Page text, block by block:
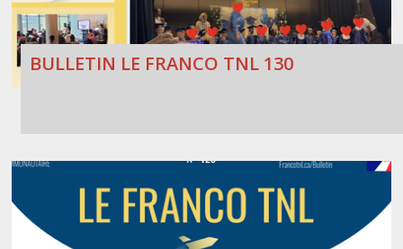
BULLETIN LE FRANCO TNL 130